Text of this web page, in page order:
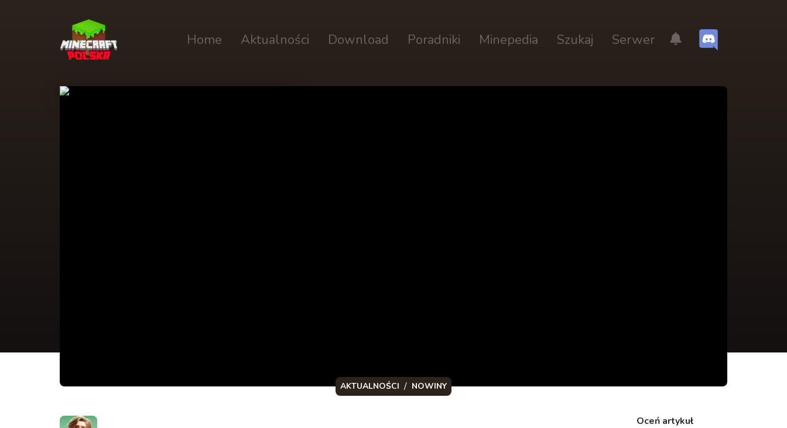
Home Aktualności Download Poradniki Minepedia Szukaj Serwer
AKTUALNOŚCI / NOWINY
Oceń artykuł